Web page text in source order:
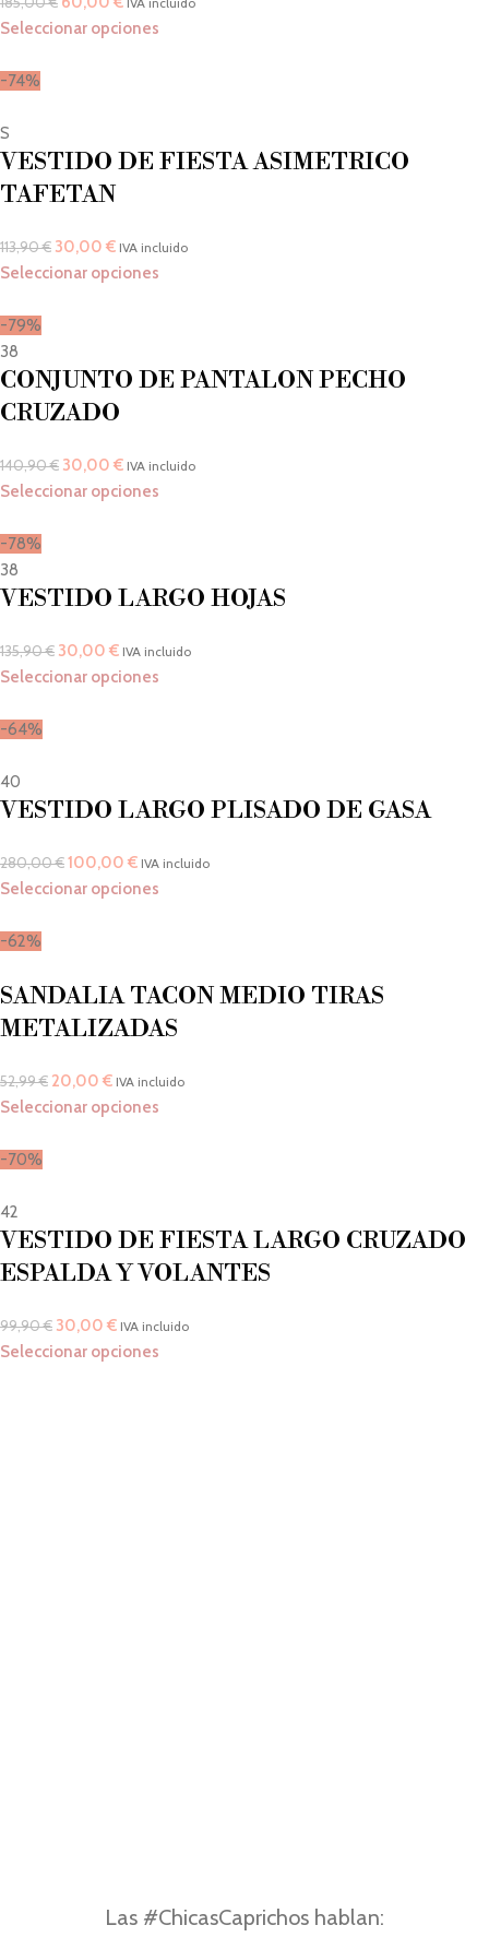
Seleccionar opciones
-74%
S
VESTIDO DE FIESTA ASIMETRICO
TAFETAN
113,90€ 30,00 € IVA incluido
Seleccionar opciones
-79%
38
CONJUNTO DE PANTALON PECHO
CRUZADO
140,90€ 30,00 € IVA incluido
Seleccionar opciones
-78%
38
VESTIDO LARGO HOJAS
135,90€ 30,00 € IVA incluido
Seleccionar opciones
-64%
40
VESTIDO LARGO PLISADO DE GASA
280,00€100,00 € IVA incluido
Seleccionar opciones
-62%
SANDALIA TACON MEDIO TIRAS
METALIZADAS
52,99€ 20,00 € IVA incluido
Seleccionar opciones
-70%
42
VESTIDO DE FIESTA LARGO CRUZADO
ESPALDA Y VOLANTES
99,90€ 30,00 € IVA incluido
Seleccionar opciones
Las #ChicasCaprichos hablan: